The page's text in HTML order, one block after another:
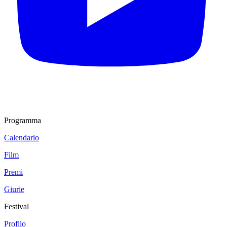
Programma
Calendario
Film
Premi
Giurie
Festival
Profilo